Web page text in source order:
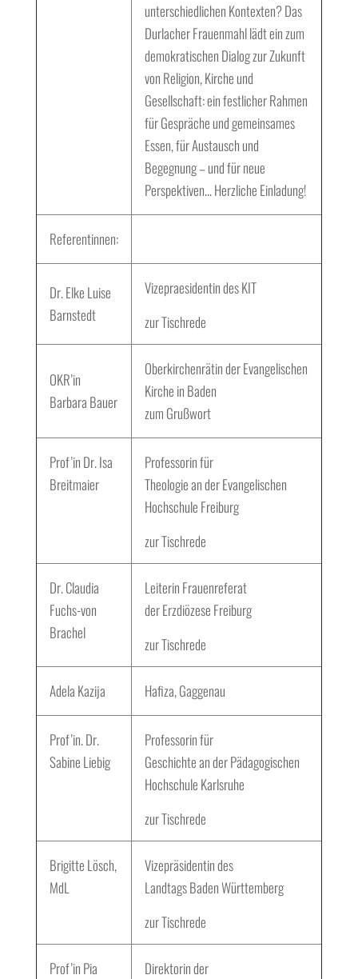
unterschiedlichen Kontexten? Das
Durlacher Frauenmahl lädt ein zum
demokratischen Dialog zur Zukunft
von Religion, Kirche und
Gesellschaft: ein festlicher Rahmen
für Gespräche und gemeinsames
Essen, für Austausch und
Begegnung – und für neue
Perspektiven… Herzliche Einladung!
Referentinnen:
Dr. Elke Luise
Barnstedt
Vizepraesidentin des KIT
zur Tischrede
OKR’in
Barbara Bauer
Oberkirchenrätin der Evangelischen
Kirche in Baden
zum Grußwort
Prof’in Dr. Isa
Breitmaier
Professorin für
Theologie an der Evangelischen
Hochschule Freiburg
zur Tischrede
Dr. Claudia
Fuchs-von
Brachel
Leiterin Frauenreferat
der Erzdiözese Freiburg
zur Tischrede
Adela Kazija Hafiza, Gaggenau
Prof’in. Dr.
Sabine Liebig
Professorin für
Geschichte an der Pädagogischen
Hochschule Karlsruhe
zur Tischrede
Brigitte Lösch,
MdL
Vizepräsidentin des
Landtags Baden Württemberg
zur Tischrede
Prof’in Pia
Direktorin der